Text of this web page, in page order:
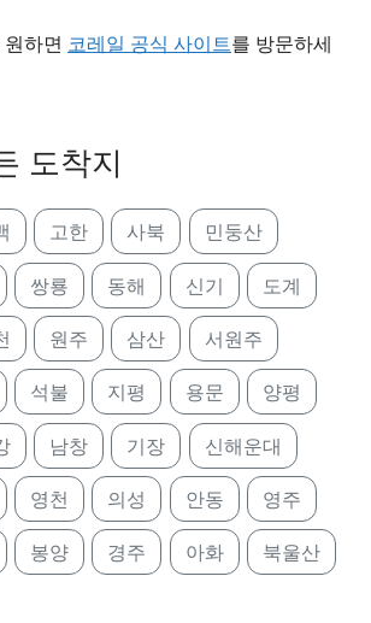
하면 코레일 공식 사이트를 방문하세
도착지
고한 사북 민둥산
쌍룡 동해 신기 도계
원주 삼산 서원주
석불 지평 용문 양평
남창 기장 신해운대
영천 의성 안동 영주
봉양 경주 아화 북울산